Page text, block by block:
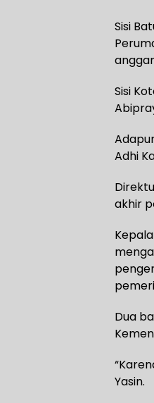
Sisi
Sisi
Adhi
akhir
Dua
Yasin.